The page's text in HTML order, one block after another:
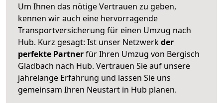
Um Ihnen das nötige Vertrauen zu geben,
kennen wir auch eine hervorragende
Transportversicherung für einen Umzug nach
Hub. Kurz gesagt: Ist unser Netzwerkder
perfekte Partnerfür Ihren Umzug von Bergisch
Gladbach nach Hub. Vertrauen Sie auf unsere
jahrelange Erfahrung und lassen Sie uns
gemeinsam Ihren Neustart in Hub planen.